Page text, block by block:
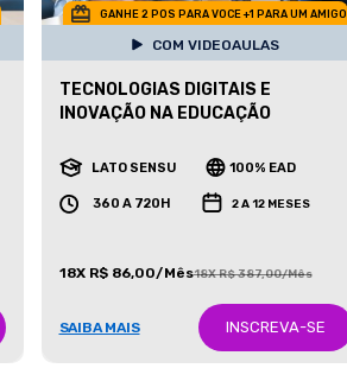
GANHE 2 POS PARA VOCE +1 PARA UM AMIGO
COM VIDEOAULAS
TECNOLOGIAS DIGITAIS E
INOVAÇÃO NA EDUCAÇÃO
LATO SENSU 100% EAD
360 A 720H 2 A 12 MESES
18X R$ 86,00/Mês18X R$ 387,00/Mês
SAIBA MAIS INSCREVA-SE